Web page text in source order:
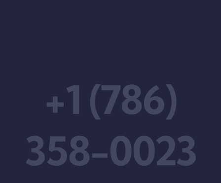
+1 (786)
358-0023